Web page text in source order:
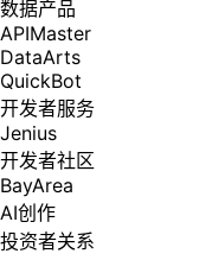
数据产品
APIMaster
DataArts
QuickBot
开发者服务
Jenius
开发者社区
BayArea
AI创作
投资者关系